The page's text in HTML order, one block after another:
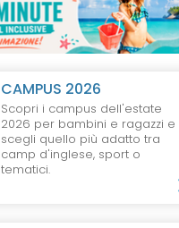
CAMPUS 2026
Scopri i campus dell'estate
2026 per bambini e ragazzi e
scegli quello più adatto tra
camp d'inglese, sport o
tematici.